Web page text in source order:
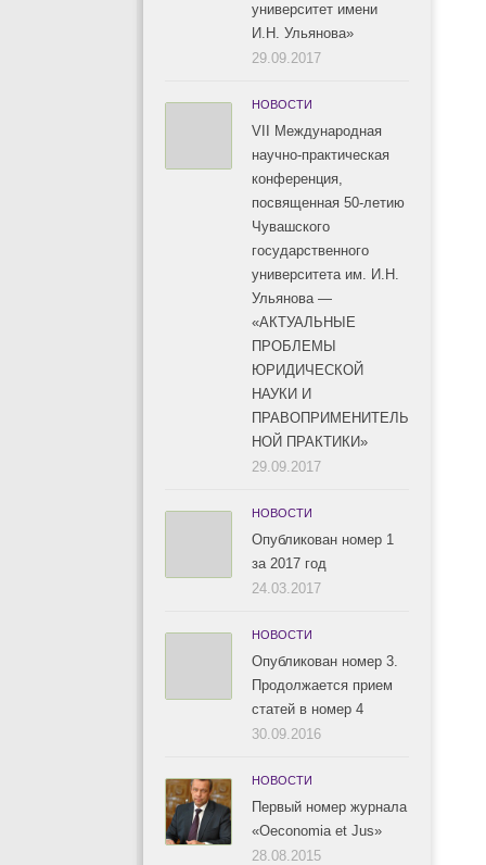
университет имени
И.Н. Ульянова»
29.09.2017
НОВОСТИ
VII Международная
научно-практическая
конференция,
посвященная 50-летию
Чувашского
государственного
университета им. И.Н.
Ульянова —
«АКТУАЛЬНЫЕ
ПРОБЛЕМЫ
ЮРИДИЧЕСКОЙ
НАУКИ И
ПРАВОПРИМЕНИТЕЛЬ
НОЙ ПРАКТИКИ»
29.09.2017
НОВОСТИ
Опубликован номер 1
за 2017 год
24.03.2017
НОВОСТИ
Опубликован номер 3.
Продолжается прием
статей в номер 4
30.09.2016
НОВОСТИ
Первый номер журнала
«Oeconomia et Jus»
28.08.2015